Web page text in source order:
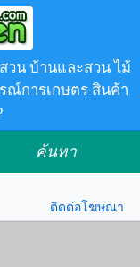
วน บ้านและสวน ไม้
ณ์การเกษตร สินค้า
ค้นหา
ติดต่อโฆษณา